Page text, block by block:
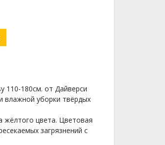
110-180см. от Дайверси
влажной уборки твёрдых
жёлтого цвета. Цветовая
загрязнений с